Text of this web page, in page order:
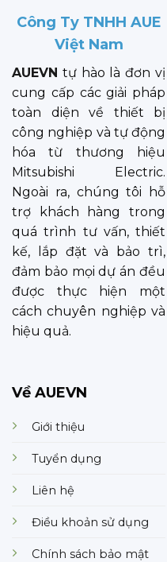
Công Ty TNHH AUE
Việt Nam
AUEVN tự hào là đơn vị
cung cấp các giải pháp
toàn diện về thiết bị
công nghiệp và tự động
hóa từ thương hiệu
Mitsubishi Electric.
Ngoài ra, chúng tôi hỗ
trợ khách hàng trong
quá trình tư vấn, thiết
kế, lắp đặt và bảo trì,
đảm bảo mọi dự án đều
được thực hiện một
cách chuyên nghiệp và
hiệu quả.
Về AUEVN
Giới thiệu
Tuyển dụng
Liên hệ
Điều khoản sử dụng
Chính sách bảo mật